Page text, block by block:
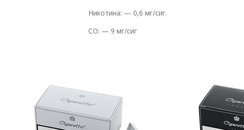
Никотина: — 0,6 мг/сиг.
СО: — 9 мг/сиг